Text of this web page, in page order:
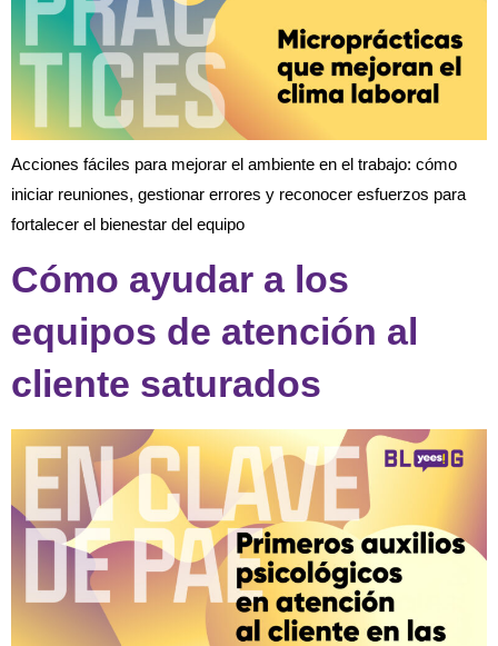
Acciones fáciles para mejorar el ambiente en el trabajo: cómo
iniciar reuniones, gestionar errores y reconocer esfuerzos para
fortalecer el bienestar del equipo
Cómo ayudar a los
equipos de atención al
cliente saturados